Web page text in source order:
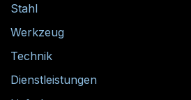
Stahl
Werkzeug
Technik
Dienstleistungen